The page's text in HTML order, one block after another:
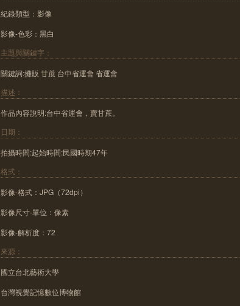
紀錄類型：影像
影像-色彩：黑白
主題與關鍵字：
關鍵詞:攤販 甘蔗 台中省運會 省運會
描述：
作品內容說明:台中省運會，賣甘蔗。
日期：
拍攝時間:起始時間:民國時期47年
格式：
影像-格式：JPG（72dpi）
影像尺寸-單位：像素
影像-解析度：72
來源：
國立台北藝術大學
台灣視覺記憶數位博物館